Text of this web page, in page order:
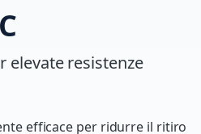
elevate resistenze
efficace per ridurre il ritiro